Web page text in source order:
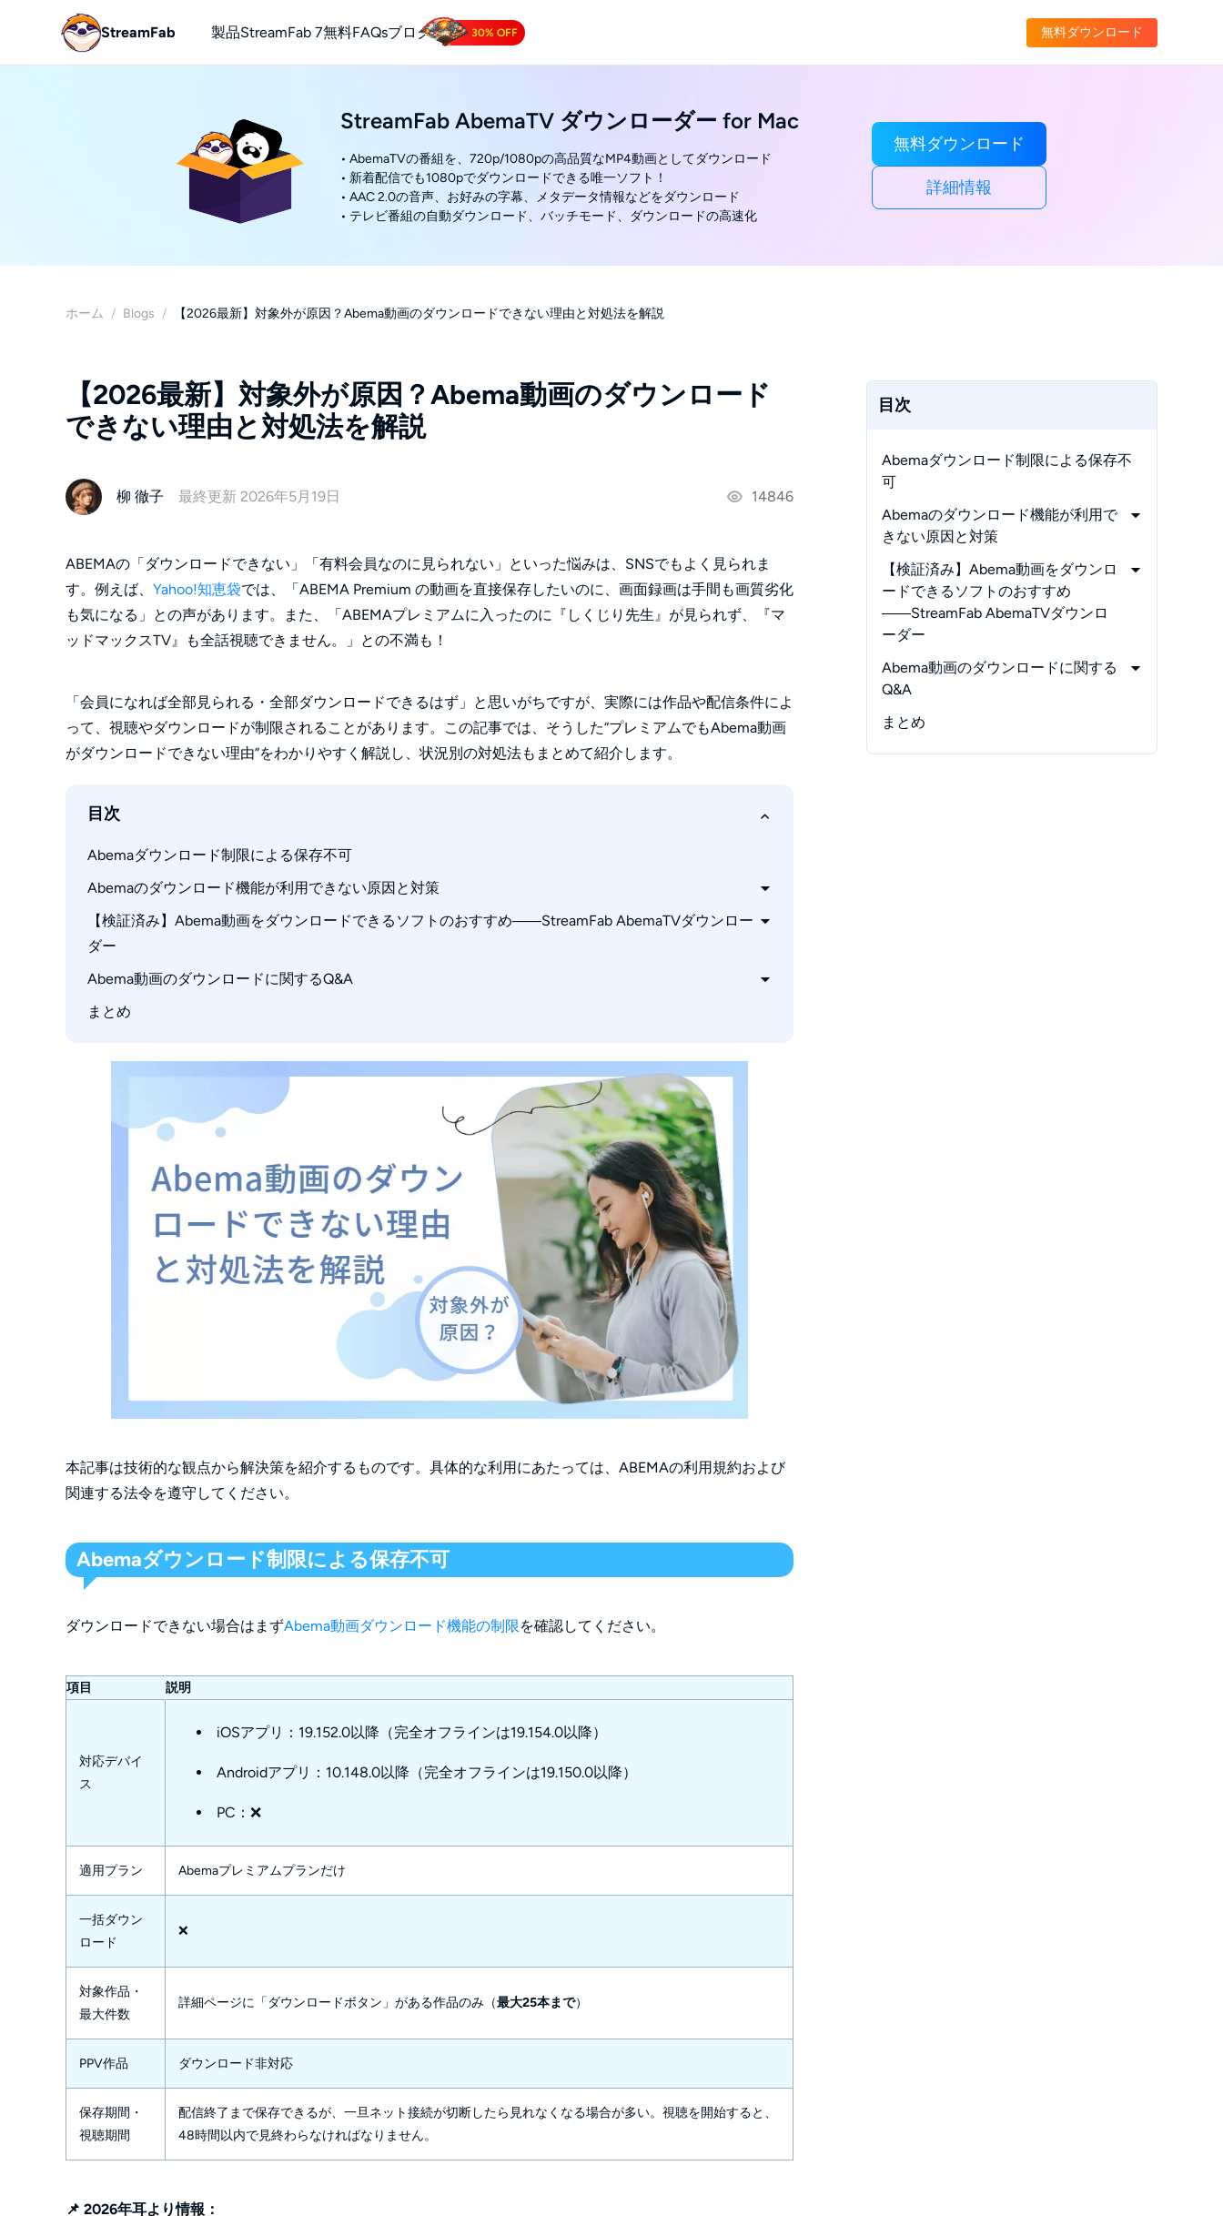
StreamFab 製品StreamFab 7無料
無料でYouTube動画をダウンロードする.
FAQsブログ 30% OFF 無料ダウンロード
StreamFab AbemaTV ダウンローダー for Mac
• AbemaTVの番組を、720p/1080pの高品質なMP4動画としてダウンロード
• 新着配信でも1080pでダウンロードできる唯一ソフト！
• AAC 2.0の音声、お好みの字幕、メタデータ情報などをダウンロード
• テレビ番組の自動ダウンロード、バッチモード、ダウンロードの高速化
無料ダウンロード
詳細情報
ホーム / Blogs / 【2026最新】対象外が原因？Abema動画のダウンロードできない理由と対処法を解説
【2026最新】対象外が原因？Abema動画のダウンロード
できない理由と対処法を解説
柳 徹子 最終更新 2026年5月19日 14846
ABEMAの「ダウンロードできない」「有料会員なのに見られない」といった悩みは、SNSでもよく見られま
す。例えば、 Yahoo!知恵袋では、「ABEMA Premium の動画を直接保存したいのに、画面録画は手間も画質劣化
も気になる」との声があります。また、「ABEMAプレミアムに入ったのに『しくじり先生』が見られず、『マ
ッドマックスTV』も全話視聴できません。」との不満も！
「会員になれば全部見られる・全部ダウンロードできるはず」と思いがちですが、実際には作品や配信条件によ
って、視聴やダウンロードが制限されることがあります。この記事では、そうした“プレミアムでもAbema動画
がダウンロードできない理由”をわかりやすく解説し、状況別の対処法もまとめて紹介します。
目次
Abemaダウンロード制限による保存不可
Abemaのダウンロード機能が利用できない原因と対策
（1）ダウンロードしたAbema作品は対象外
（2）対象作品なのにダウンロードボタンが表示されない
（3）番組の視聴期限を超えている
（4）無料会員は動画をダウンロードできない
（6）端末の空き容量が不足
（7）オフライン視聴にはネット接続が必要
（8）ダウンロードボタンを押しても待機中のまま・ビックリマークが出る
【検証済み】Abema動画をダウンロードできるソフトのおすすめ――StreamFab AbemaTVダウンロー
ダー
StreamFab Abemaダウンローダーのメリット
StreamFab AbemaダウンローダーでAbema動画をダウンロードする手順
Abema動画のダウンロードに関するQ&A
Q1: Abemaではしくじり先生を見れる？ダウンロードできない場合は？
まとめ
本記事は技術的な観点から解決策を紹介するものです。具体的な利用にあたっては、ABEMAの利用規約および
関連する法令を遵守してください。
Abemaダウンロード制限による保存不可
ダウンロードできない場合はまずAbema動画ダウンロード機能の制限を確認してください。
項目 説明
対応デバイ
ス
iOSアプリ：19.152.0以降（完全オフラインは19.154.0以降）
Androidアプリ：10.148.0以降（完全オフラインは19.150.0以降）
PC：❌️
適用プラン Abemaプレミアムプランだけ
一括ダウン
ロード
❌️
対象作品・
最大件数
詳細ページに「ダウンロードボタン」がある作品のみ（最大25本まで）
PPV作品 ダウンロード非対応
保存期間・
視聴期間
配信終了まで保存できるが、一旦ネット接続が切断したら見れなくなる場合が多い。視聴を開始すると、
48時間以内で見終わらなければなりません。
📌 2026年耳より情報：
目次
Abemaダウンロード制限による保存不
可
Abemaのダウンロード機能が利用で
きない原因と対策
（1）ダウンロードしたAbema作品は
対象外
- （2）対象作品なのにダウンロードボ
タンが表示されない
-
（3）番組の視聴期限を超えている
- （4）無料会員は動画をダウンロード
- （5）アベマのダウンロード上限を超
えている
【検証済み】Abema動画をダウンロ
ードできるソフトのおすすめ
――StreamFab AbemaTVダウンロ
ーダー
- StreamFab Abemaダウンローダーの
メリット
Abema動画をダウンロードする手順
Abema動画のダウンロードに関する
Q&A
-
Q1:
ダウンロードできない場合は？
まとめ